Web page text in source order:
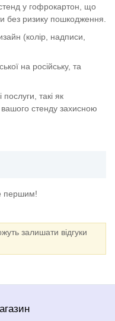
у гофрокартон, що
без ризику пошкодження.
(колір, надписи,
на російську, та
такі як
стенду захисною
першим!
залишати відгуки